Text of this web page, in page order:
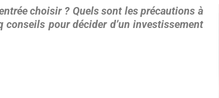
choisir ? Quels sont les précautions à
pour décider d’un investissement